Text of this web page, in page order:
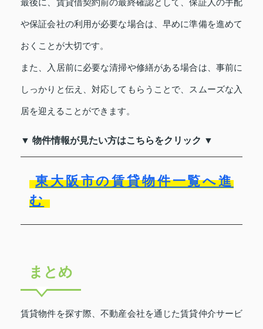
や保証会社の利用が必要な場合は、早めに準備を進めて
おくことが大切です。
また、入居前に必要な清掃や修繕がある場合は、事前に
しっかりと伝え、対応してもらうことで、スムーズな入
居を迎えることができます。
▼ 物件情報が見たい方はこちらをクリック ▼
東大阪市の賃貸物件一覧へ進
む
まとめ
賃貸物件を探す際、不動産会社を通じた賃貸仲介サービ